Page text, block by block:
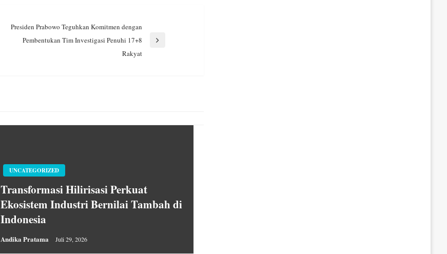
Presiden Prabowo Teguhkan Komitmen dengan
Pembentukan Tim Investigasi Penuhi 17+8
Rakyat
UNCATEGORIZED
Transformasi Hilirisasi Perkuat
Ekosistem Industri Bernilai Tambah di
Indonesia
Andika Pratama Juli 29, 2026